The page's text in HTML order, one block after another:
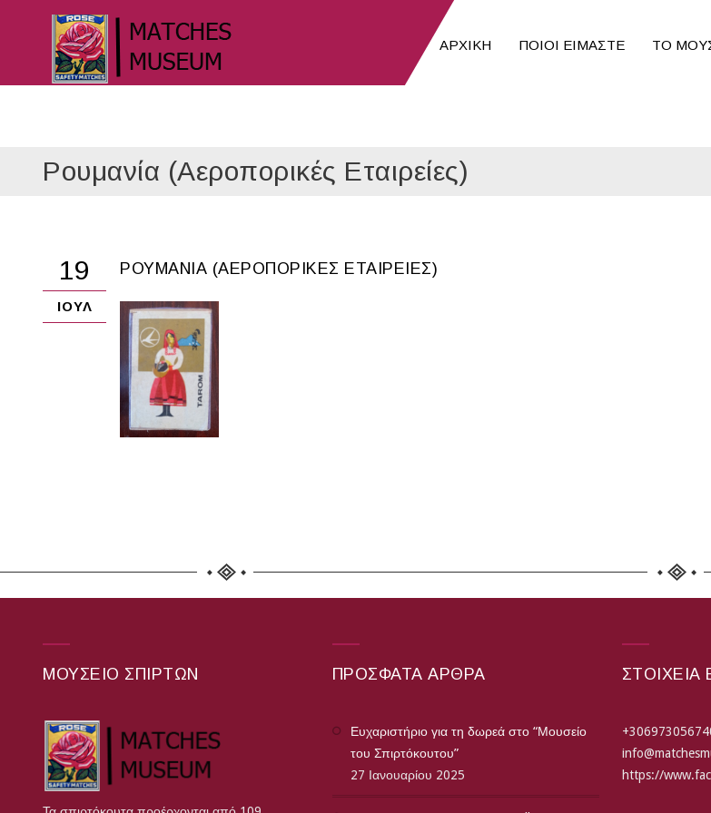
ΑΡΧΙΚΉ ΠΟΙΟΙ ΕΊΜΑΣΤΕ ΤΟ
Ρουμανία (Αεροπορικές Εταιρείες)
19
ΙΟΎΛ
ΡΟΥΜΑΝΊΑ (ΑΕΡΟΠΟΡΙΚΈΣ ΕΤΑΙΡΕΊΕΣ)
ΜΟΥΣΕΊΟ ΣΠΊΡΤΩΝ ΠΡΌΣΦΑΤΑ ΆΡΘΡΑ
Ευχαριστήριο για τη δωρεά στο “Μουσείο
του Σπιρτόκουτου”
27 Ιανουαρίου 2025
ΣΤΟΙΧΕΙΑ
https://